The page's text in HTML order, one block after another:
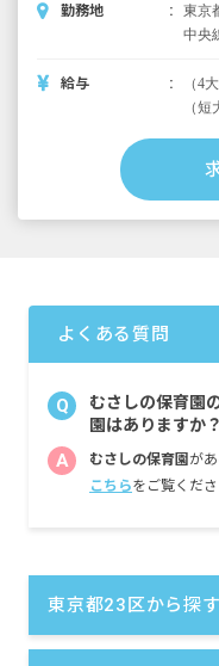
勤務地
東京
中央線
通
給与
（4
（
（4
（
シフ
役職
昇給
と月
（4大
年収
よくある質問
Q
むさしの保育園
園はありますか？
A むさしの保育園があ
こちらをご覧くださ
東京都23区から探す